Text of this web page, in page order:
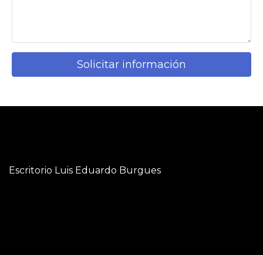
Solicitar información
Escritorio Luis Eduardo Burgues